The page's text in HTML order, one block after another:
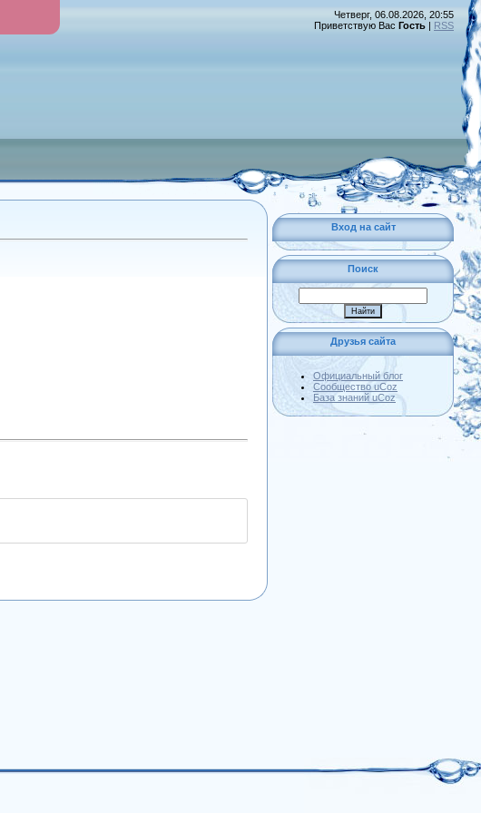
Четверг, 06.08.2026, 20:55
Приветствую Вас Гость | RSS
Вход на сайт
Поиск
Друзья сайта
Официальный блог
Сообщество uCoz
База знаний uCoz